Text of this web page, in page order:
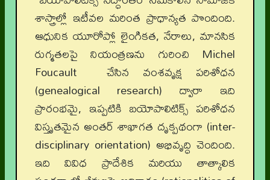
శాస్త్రాల్లో ఇటీవల మరింత ప్రాధాన్యత పొందింది.
ఆధునిక యూరోప్లో లైంగికత, నేరాలు, మానసిక
రుగ్మతలపై నియంత్రణను గురించి Michel
Foucault చేసిన వంశవృక్ష పరిశోధన
(genealogical research) ద్వారా ఇది
ప్రారంభమై, ఇప్పటికి బయోపాలిటిక్స్ పరిశోధన
విస్తృతమైన అంతర్ శాఖాగత దృక్పథంగా (inter-
disciplinary orientation) అభివృద్ధి చెందింది.
ఇది వివిధ ప్రాదేశిక మరియు తాత్కాలిక